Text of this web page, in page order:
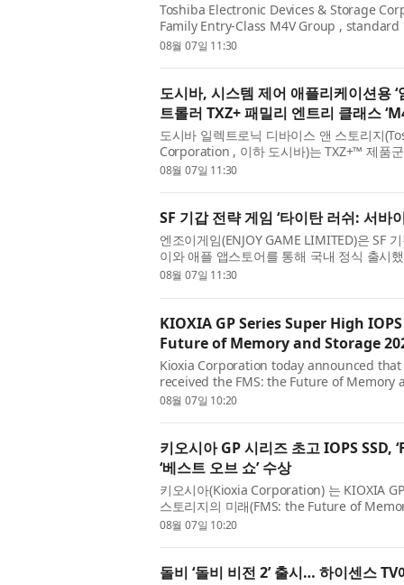
Toshiba Electronic Devices & Storage
Family Entry-Class M4V Group ,
Cortex®-M4 core with a floating-point
08월 07일 11:30
도시바, 시스템 제어 애플리케이션용
트롤러 TXZ+ 패밀리 엔트리 클래스
도시바 일렉트로닉 디바이스 앤 스토리지
Corporation , 이하 도시바)는 TXZ+™ 제품
은 부동소수점 장치(FPU)를 갖춘 암 코어텍
08월 07일 11:30
SF 기갑 전략 게임 ‘타이탄 러쉬: 서바
엔조이게임(ENJOY GAME LIMITED)은 SF
이와 애플 앱스토어를 통해 국내 정식 출시
기갑 제작과 직접 조종, 미녀 지...
08월 07일 11:30
KIOXIA GP Series Super High
Future of Memory and Storage
Kioxia Corporation today announced that
received the FMS: the Future of Memory
‘Specialized Storage’ category. The Best
08월 07일 10:20
키오시아 GP 시리즈 초고 IOPS SSD,
‘베스트 오브 쇼’ 수상
키오시아(Kioxia Corporation) 는 KIOXIA
스토리지의 미래(FMS: the Future of
Storage)’ 부문에서 ‘베스트 오브 쇼(Bes...
08월 07일 10:20
돌비 ‘돌비 비전 2’ 출시… 하이센스